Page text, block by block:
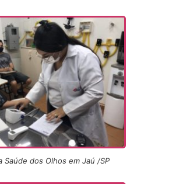
Saúde dos Olhos em Jaú /SP